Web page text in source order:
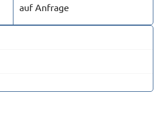
auf Anfrage